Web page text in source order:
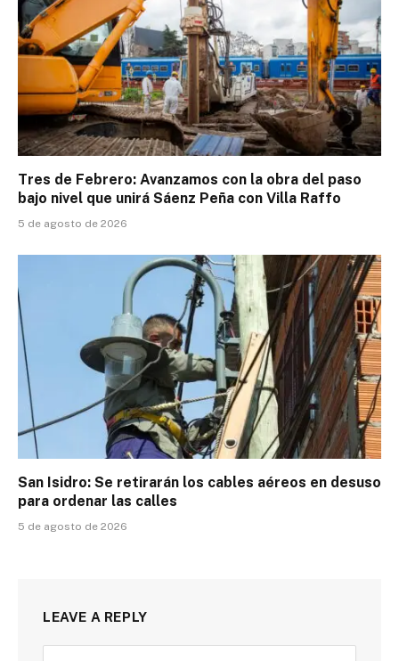
Tres de Febrero: Avanzamos con la obra del paso
bajo nivel que unirá Sáenz Peña con Villa Raffo
5 de agosto de 2026
San Isidro: Se retirarán los cables aéreos en desuso
para ordenar las calles
5 de agosto de 2026
LEAVE A REPLY